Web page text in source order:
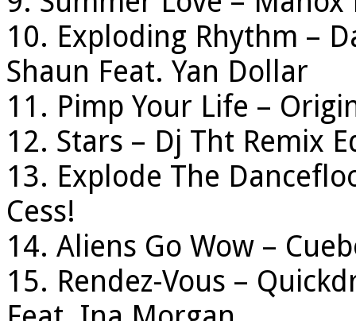
10. Exploding Rhythm –
Shaun Feat. Yan Dollar
11. Pimp Your Life –
12. Stars – Dj Tht Remix
13. Explode The
Cess!
14. Aliens Go Wow –
15. Rendez-Vous –